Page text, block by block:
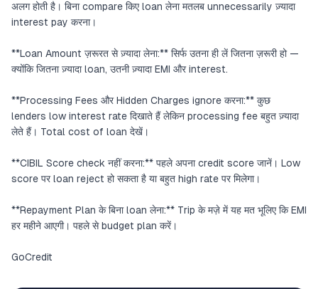
अलग होती है। बिना compare किए loan लेना मतलब unnecessarily ज़्यादा
interest pay करना।
**Loan Amount ज़रूरत से ज़्यादा लेना:** सिर्फ उतना ही लें जितना ज़रूरी हो —
क्योंकि जितना ज़्यादा loan, उतनी ज़्यादा EMI और interest.
**Processing Fees और Hidden Charges ignore करना:** कुछ
lenders low interest rate दिखाते हैं लेकिन processing fee बहुत ज़्यादा
लेते हैं। Total cost of loan देखें।
**CIBIL Score check नहीं करना:** पहले अपना credit score जानें। Low
score पर loan reject हो सकता है या बहुत high rate पर मिलेगा।
**Repayment Plan के बिना loan लेना:** Trip के मज़े में यह मत भूलिए कि EMI
हर महीने आएगी। पहले से budget plan करें।
GoCredit